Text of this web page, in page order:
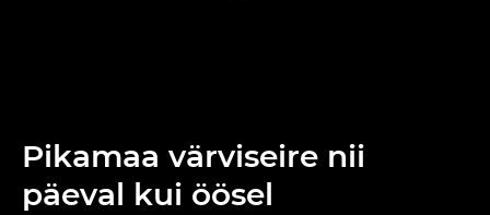
Pikamaa värviseire nii
päeval kui öösel